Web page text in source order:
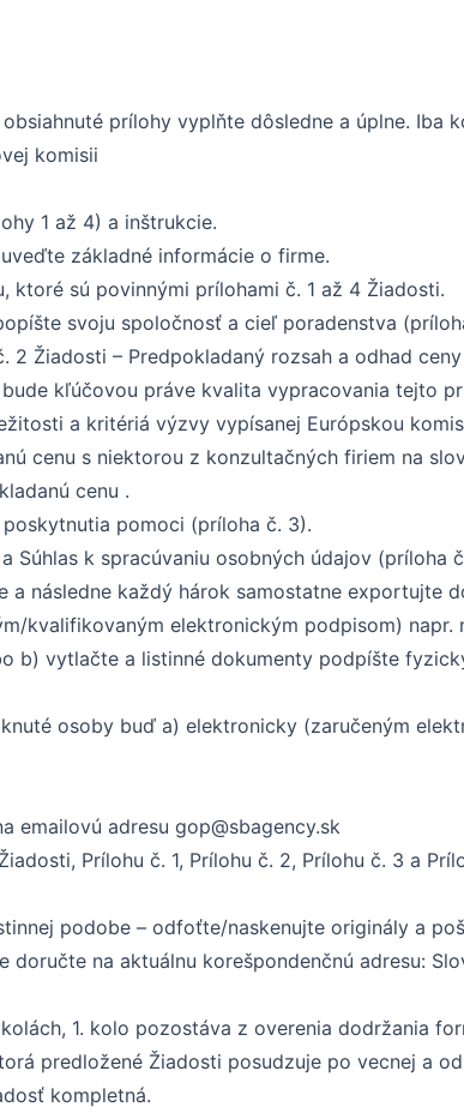
prílohy vyplňte dôsledne a úplne. Iba
komisii
1 až 4) a inštrukcie.
základné informácie o firme.
sú povinnými prílohami č. 1 až 4 Žiadosti.
svoju spoločnosť a cieľ poradenstva
Žiadosti – Predpokladaný rozsah a odhad
kľúčovou práve kvalita vypracovania tejto
a kritériá výzvy vypísanej Európskou
cenu s niektorou z konzultačných firiem na
cenu .
pomoci (príloha č. 3).
Súhlas k spracúvaniu osobných údajov (príloha
následne každý hárok samostatne exportujte
kvalifikovaným elektronickým podpisom) napr.
b) vytlačte a listinné dokumenty podpíšte
osoby buď a) elektronicky (zaručeným
emailovú adresu gop@sbagency.sk
Prílohu č. 1, Prílohu č. 2, Prílohu č. 3 a
podobe – odfoťte/naskenujte originály a
na aktuálnu korešpondenčnú adresu:
1. kolo pozostáva z overenia dodržania
predložené Žiadosti posudzuje po vecnej a
kompletná.